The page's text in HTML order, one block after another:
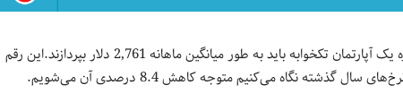
در ونکوور که جایگاه نخست لیست را کسب کرده مستاجران برای اجاره یک آپارتمان تکخوابه باید به طور میانگین ماهانه 2,761 دلار بپردازند.این رقم